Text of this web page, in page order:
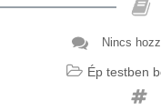
Nincs
Ép testben